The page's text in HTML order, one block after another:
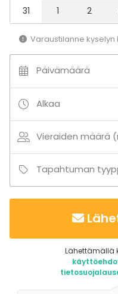
Juhlat
Pikkujoulut
Business / Corporate
Company Party
Team building /
Tilatyypit
Juhlasali
Monitoimitila
Conference space
Baari / Lounge
31
1 2
Varaustilanne kyselyn
Päivämäärä
Alkaa
Vieraiden määrä
Tapahtuman
Lähettämällä